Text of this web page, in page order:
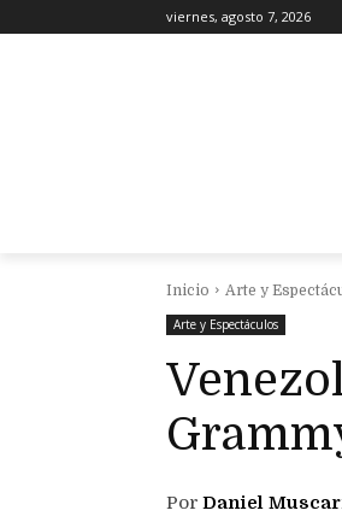
viernes, agosto 7, 2026
Inicio Arte y
Arte y Espectáculos
Por Daniel